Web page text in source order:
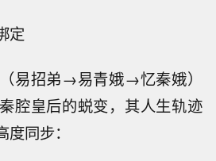
定
易招弟→易青娥→忆秦娥）
腔皇后的蜕变，其人生轨迹
同步：